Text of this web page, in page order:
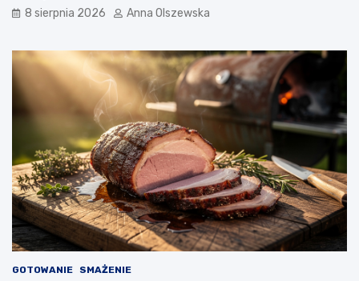
s
k
u
?
8 sierpnia 2026 Anna Olszewska
GOTOWANIE SMAŻENIE